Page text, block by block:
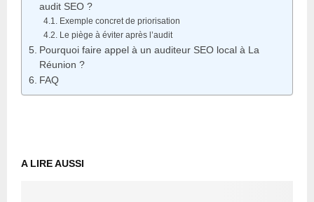
audit SEO ?
Exemple concret de priorisation
Le piège à éviter après l’audit
Pourquoi faire appel à un auditeur SEO local à La
Réunion ?
FAQ
A LIRE AUSSI